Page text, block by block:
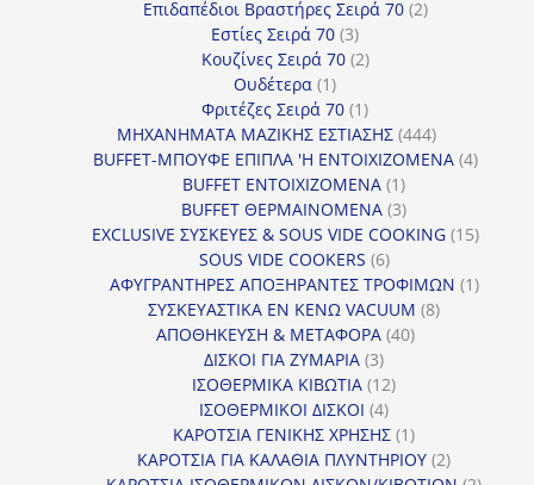
προϊόντα
Επιδαπέδιοι Βραστήρες Σειρά 70 22
Εστίες Σειρά 70 33
προϊόντα
Κουζίνες Σειρά 70 22
Ουδέτερα 11
προϊόν
Φριτέζες Σειρά 70 11
προϊόν
ΜΗΧΑΝΗΜΑΤΑ ΜΑΖΙΚΗΣ ΕΣΤΙΑΣΗΣ 444444
προϊόντα
BUFFET-ΜΠΟΥΦΕ ΕΠΙΠΛΑ 'Η ΕΝΤΟΙΧΙΖΟΜΕΝΑ 44
BUFFET ΕΝΤΟΙΧΙΖΟΜΕΝΑ 11
προϊόν
BUFFET ΘΕΡΜΑΙΝΟΜΕΝΑ 33
προϊόντα
EXCLUSIVE ΣΥΣΚΕΥΕΣ & SOUS VIDE COOKING 1515
SOUS VIDE COOKERS 66
προϊόντα
ΑΦΥΓΡΑΝΤΗΡΕΣ ΑΠΟΞΗΡΑΝΤΕΣ ΤΡΟΦΙΜΩΝ 11
ΣΥΣΚΕΥΑΣΤΙΚΑ ΕΝ ΚΕΝΩ VACUUM 88
ΑΠΟΘΗΚΕΥΣΗ & ΜΕΤΑΦΟΡΑ 4040
ΔΙΣΚΟΙ ΓΙΑ ΖΥΜΑΡΙΑ 33
προϊόντα
ΙΣΟΘΕΡΜΙΚΑ ΚΙΒΩΤΙΑ 1212
ΙΣΟΘΕΡΜΙΚΟΙ ΔΙΣΚΟΙ 44
προϊόντα
ΚΑΡΟΤΣΙΑ ΓΕΝΙΚΗΣ ΧΡΗΣΗΣ 11
προϊόν
ΚΑΡΟΤΣΙΑ ΓΙΑ ΚΑΛΑΘΙΑ ΠΛΥΝΤΗΡΙΟΥ 22